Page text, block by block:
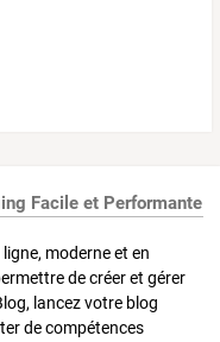
Facile et Performante
moderne et en
de créer et gérer
lancez votre blog
de compétences